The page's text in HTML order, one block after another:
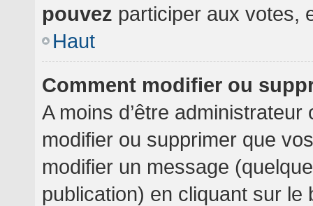
pouvez participer aux votes,
Haut
Comment modifier ou
A moins d’être
modifier ou supprimer que
modifier un message
publication) en cliquant sur le